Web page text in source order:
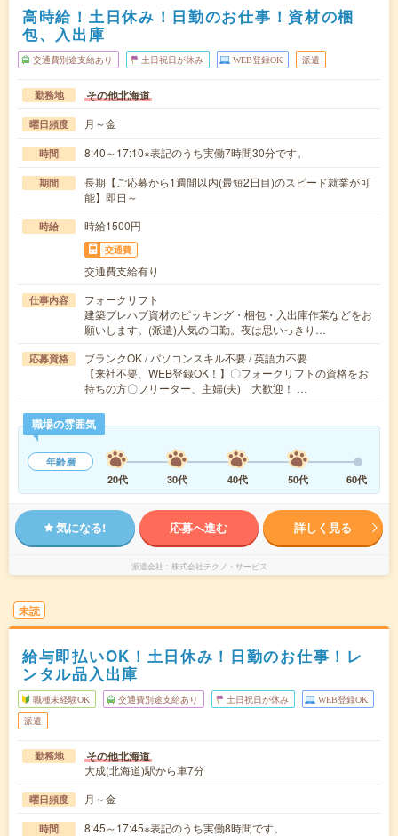
高時給！土日休み！日勤のお仕事！資材の梱
包、入出庫
交通費別途支給あり 土日祝日が休み WEB登録OK 派遣
勤務地 その他北海道
曜日頻度 月～金
時間 8:40～17:10※表記のうち実働7時間30分です。
期間
長期【ご応募から1週間以内(最短2日目)のスピード就業が可
能】即日～
時給 時給1500円
交通費
交通費支給有り
仕事内容
フォークリフト
建築プレハブ資材のピッキング・梱包・入出庫作業などをお
願いします。(派遣)人気の日勤。夜は思いっきり…
応募資格
ブランクOK / パソコンスキル不要 / 英語力不要
【来社不要、WEB登録OK！】〇フォークリフトの資格をお
持ちの方〇フリーター、主婦(夫) 大歓迎！ …
職場の雰囲気
年齢層
20代
30代 40代 50代 60代
気になる! 応募へ進む 詳しく見る
派遣会社 株式会社テクノ・サービス
未読
給与即払いOK！土日休み！日勤のお仕事！レ
ンタル品入出庫
職種未経験OK 交通費別途支給あり 土日祝日が休み WEB登録OK
派遣
勤務地 その他北海道
大成(北海道)駅から車7分
曜日頻度 月～金
時間 8:45～17:45※表記のうち実働8時間です。